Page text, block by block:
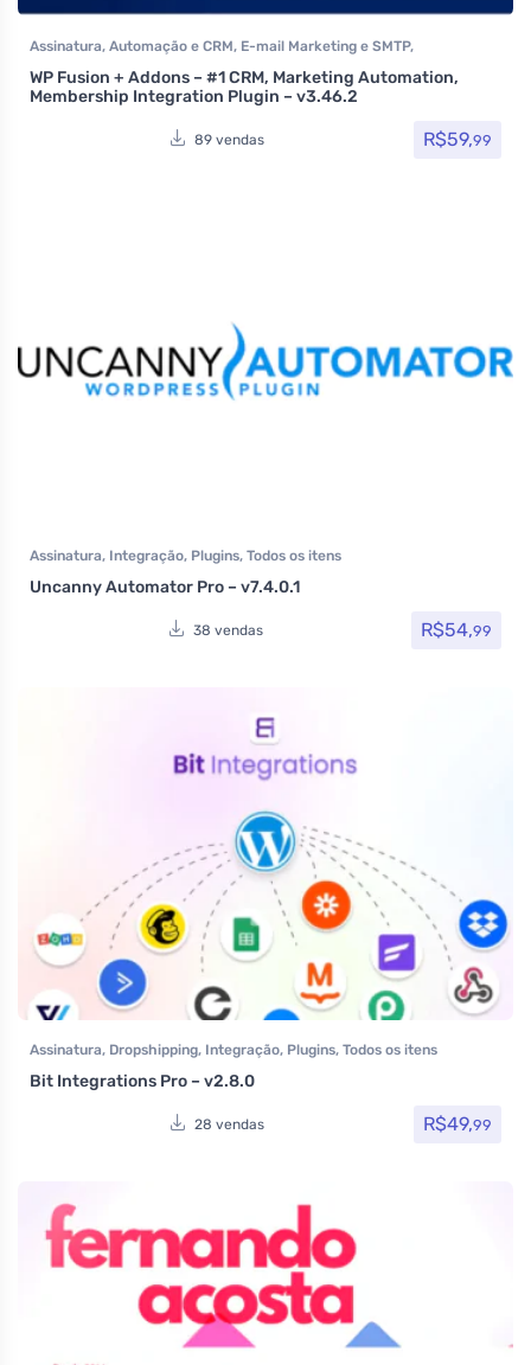
Assinatura, Automação e CRM, E-mail Marketing e SMTP,
Formulários
Social Media Plugins
Todos os
itens Woocommerce
WP Fusion + Addons – #1 CRM, Marketing Automation,
Membership Integration Plugin – v3.46.2
89 vendas R$59,99
Assinatura, Integração, Plugins, Todos os itens
Uncanny Automator Pro – v7.4.0.1
38 vendas R$54,99
Assinatura, Dropshipping, Integração, Plugins, Todos os itens
Bit Integrations Pro – v2.8.0
28 vendas R$49,99